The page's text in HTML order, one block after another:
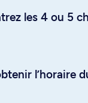
les 4 ou 5
l’horaire